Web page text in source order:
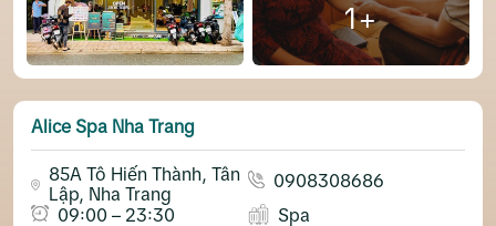
1+
Alice Spa Nha Trang
85A Tô Hiến Thành, Tân
Lập, Nha Trang
0908308686
09:00 – 23:30
Spa